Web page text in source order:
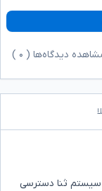
دیدگاه‌ها ( ۰
سیستم ثنا دسترسی